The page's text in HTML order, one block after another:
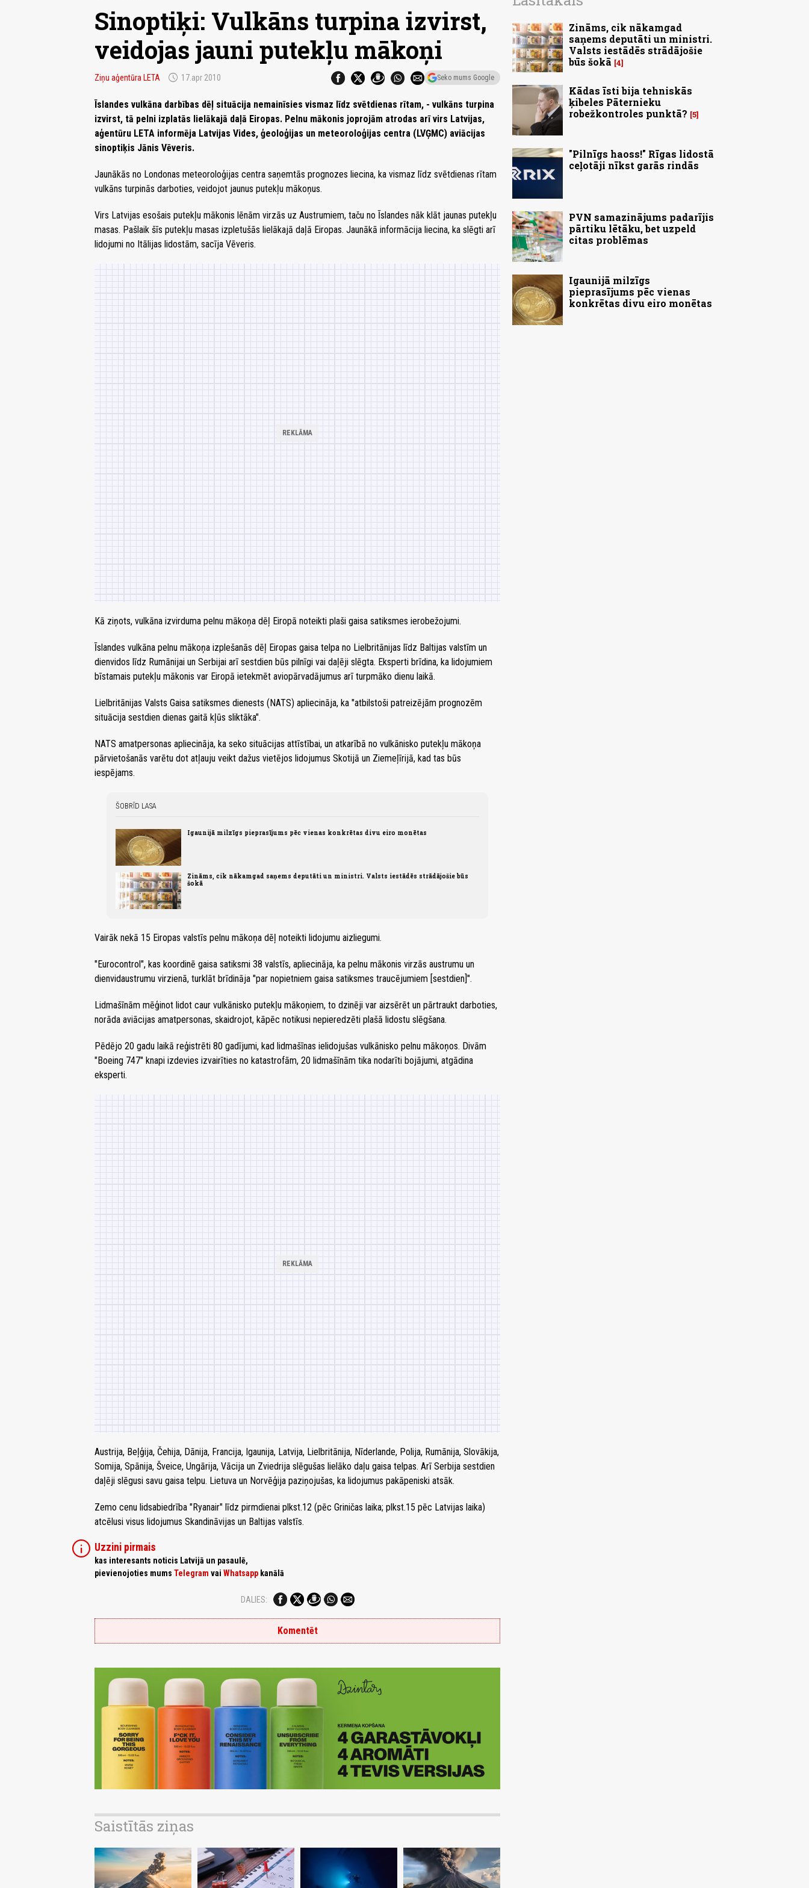
Sinoptiķi: Vulkāns turpina izvirst,
veidojas jauni putekļu mākoņi
Ziņu aģentūra LETA schedule 17.apr 2010 Seko mums Google
Īslandes vulkāna darbības dēļ situācija nemainīsies vismaz līdz svētdienas rītam, - vulkāns turpina
izvirst, tā pelni izplatās lielākajā daļā Eiropas. Pelnu mākonis joprojām atrodas arī virs Latvijas,
aģentūru LETA informēja Latvijas Vides, ģeoloģijas un meteoroloģijas centra (LVĢMC) aviācijas
sinoptiķis Jānis Vēveris.
Jaunākās no Londonas meteoroloģijas centra saņemtās prognozes liecina, ka vismaz līdz svētdienas rītam
vulkāns turpinās darboties, veidojot jaunus putekļu mākoņus.
Virs Latvijas esošais putekļu mākonis lēnām virzās uz Austrumiem, taču no Īslandes nāk klāt jaunas putekļu
masas. Pašlaik šīs putekļu masas izpletušās lielākajā daļā Eiropas. Jaunākā informācija liecina, ka slēgti arī
lidojumi no Itālijas lidostām, sacīja Vēveris.
Kā ziņots, vulkāna izvirduma pelnu mākoņa dēļ Eiropā noteikti plaši gaisa satiksmes ierobežojumi.
Īslandes vulkāna pelnu mākoņa izplešanās dēļ Eiropas gaisa telpa no Lielbritānijas līdz Baltijas valstīm un
dienvidos līdz Rumānijai un Serbijai arī sestdien būs pilnīgi vai daļēji slēgta. Eksperti brīdina, ka lidojumiem
bīstamais putekļu mākonis var Eiropā ietekmēt aviopārvadājumus arī turpmāko dienu laikā.
Lielbritānijas Valsts Gaisa satiksmes dienests (NATS) apliecināja, ka "atbilstoši patreizējām prognozēm
situācija sestdien dienas gaitā kļūs sliktāka".
NATS amatpersonas apliecināja, ka seko situācijas attīstībai, un atkarībā no vulkānisko putekļu mākoņa
pārvietošanās varētu dot atļauju veikt dažus vietējos lidojumus Skotijā un Ziemeļīrijā, kad tas būs
iespējams.
ŠOBRĪD LASA
Igaunijā milzīgs pieprasījums pēc vienas konkrētas divu eiro monētas
Zināms, cik nākamgad saņems deputāti un ministri. Valsts iestādēs strādājošie būs
šokā
Vairāk nekā 15 Eiropas valstīs pelnu mākoņa dēļ noteikti lidojumu aizliegumi.
"Eurocontrol", kas koordinē gaisa satiksmi 38 valstīs, apliecināja, ka pelnu mākonis virzās austrumu un
dienvidaustrumu virzienā, turklāt brīdināja "par nopietniem gaisa satiksmes traucējumiem [sestdien]".
Lidmašīnām mēģinot lidot caur vulkānisko putekļu mākoņiem, to dzinēji var aizsērēt un pārtraukt darboties,
norāda aviācijas amatpersonas, skaidrojot, kāpēc notikusi nepieredzēti plašā lidostu slēgšana.
Pēdējo 20 gadu laikā reģistrēti 80 gadījumi, kad lidmašīnas ielidojušas vulkānisko pelnu mākoņos. Divām
"Boeing 747" knapi izdevies izvairīties no katastrofām, 20 lidmašīnām tika nodarīti bojājumi, atgādina
eksperti.
Austrija, Beļģija, Čehija, Dānija, Francija, Igaunija, Latvija, Lielbritānija, Nīderlande, Polija, Rumānija, Slovākija,
Somija, Spānija, Šveice, Ungārija, Vācija un Zviedrija slēgušas lielāko daļu gaisa telpas. Arī Serbija sestdien
daļēji slēgusi savu gaisa telpu. Lietuva un Norvēģija paziņojušas, ka lidojumus pakāpeniski atsāk.
Zemo cenu lidsabiedrība "Ryanair" līdz pirmdienai plkst.12 (pēc Griničas laika; plkst.15 pēc Latvijas laika)
atcēlusi visus lidojumus Skandināvijas un Baltijas valstīs.
info Uzzini pirmais
kas interesants noticis Latvijā un pasaulē,
pievienojoties mums Telegram vai Whatsapp kanālā
DALIES:
Komentēt
Saistītās ziņas
Zināms, cik nākamgad
saņems deputāti un ministri.
Valsts iestādēs strādājošie
būs šokā 4
Kādas īsti bija tehniskās
ķibeles Pāternieku
robežkontroles punktā? 5
"Pilnīgs haoss!" Rīgas lidostā
ceļotāji nīkst garās rindās
PVN samazinājums padarījis
pārtiku lētāku, bet uzpeld
citas problēmas
Igaunijā milzīgs
pieprasījums pēc vienas
konkrētas divu eiro monētas